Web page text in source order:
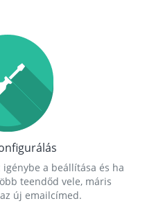
a beállítása és ha
teendőd vele, máris
új emailcímed.